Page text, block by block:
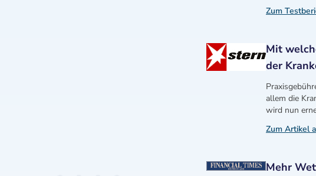
Zum
Mit
der
allem die
wird nun
Zum Artikel
Mehr